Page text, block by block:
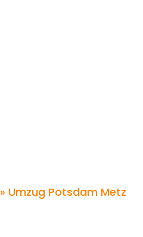
» Umzug Potsdam Metz